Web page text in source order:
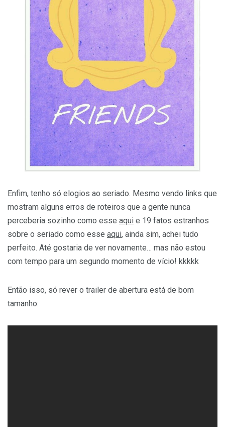
Enfim, tenho só elogios ao seriado. Mesmo vendo links que
mostram alguns erros de roteiros que a gente nunca
perceberia sozinho como esse aqui e 19 fatos estranhos
sobre o seriado como esse aqui, ainda sim, achei tudo
perfeito. Até gostaria de ver novamente… mas não estou
com tempo para um segundo momento de vício! kkkkk
Então isso, só rever o trailer de abertura está de bom
tamanho: